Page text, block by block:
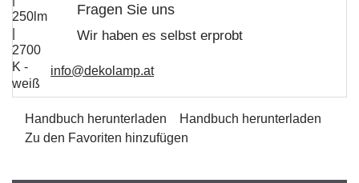
Fragen Sie uns
Wir haben es selbst erprobt
info@dekolamp.at
Handbuch herunterladen
Handbuch herunterladen
Zu den Favoriten hinzufügen